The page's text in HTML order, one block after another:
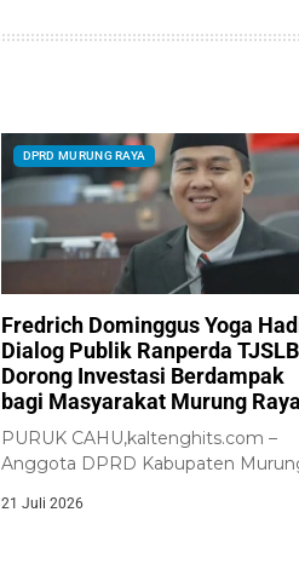
DPRD MURUNG RAYA
Fredrich Dominggus Yoga
Dialog Publik Ranperda
Dorong Investasi Berdampak
bagi Masyarakat Murung Raya
PURUK CAHU,kaltenghits.com –
Anggota DPRD Kabupaten
S.H.,...
21 Juli 2026